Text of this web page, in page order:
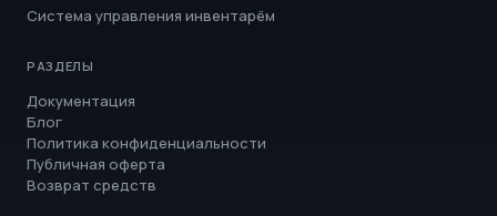
Система управления инвентарём
РАЗДЕЛЫ
Документация
Блог
Политика конфиденциальности
Публичная оферта
Возврат средств